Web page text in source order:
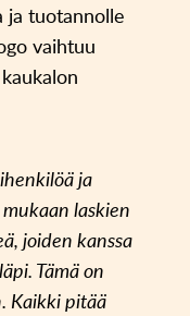
ja tuotannolle
vaihtuu
ja
laskien
joiden kanssa
Tämä on
Kaikki pitää